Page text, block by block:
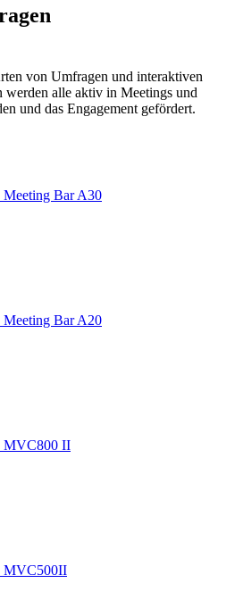
Meeting Bar A30
Meeting Bar A20
MVC800 II
MVC500II
von Umfragen und interaktiven
alle aktiv in Meetings und
und das Engagement gefördert.